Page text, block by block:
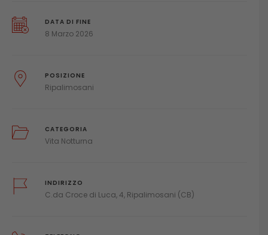
DATA DI FINE
8 Marzo 2026
POSIZIONE
Ripalimosani
CATEGORIA
Vita Notturna
INDIRIZZO
C.da Croce di Luca, 4, Ripalimosani (CB)